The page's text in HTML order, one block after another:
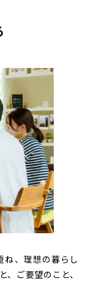
ね、理想の暮らし
ご要望のこと、